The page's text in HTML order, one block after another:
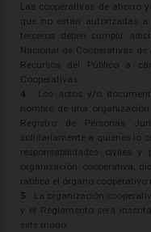
Las cooperativas de ahorro
que no están autorizadas
terceros deben cumplir
Nacional de Cooperativas
Recursos del Público a
Cooperativas.
4. Los actos y/o
nombre de una
Registro de Personas
solidariamente a quienes lo
responsabilidades civiles
organización cooperativa,
ratifica el órgano cooperativo
5. La organización
y el Reglamento será
este modo: